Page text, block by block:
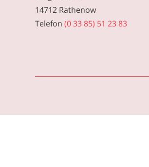
14712 Rathenow
Telefon (0 33 85) 51 23 83